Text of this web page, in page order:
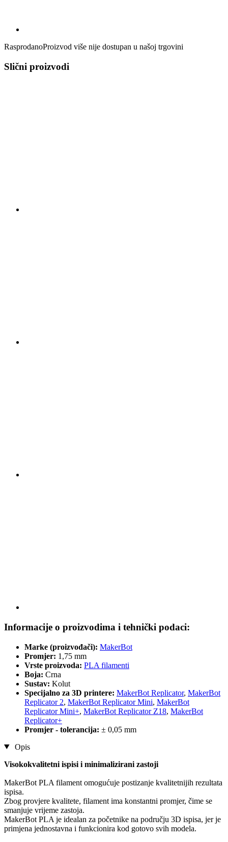
RasprodanoProizvod više nije dostupan u našoj trgovini
Slični proizvodi
Informacije o proizvodima i tehnički podaci:
Marke (proizvođači): MakerBot
Promjer: 1,75 mm
Vrste proizvoda: PLA filamenti
Boja: Crna
Sustav: Kolut
Specijalno za 3D printere: MakerBot Replicator, MakerBot
Replicator 2, MakerBot Replicator Mini, MakerBot
Replicator Mini+, MakerBot Replicator Z18, MakerBot
Replicator+
Promjer - tolerancija: ± 0,05 mm
Opis
Visokokvalitetni ispisi i minimalizirani zastoji
MakerBot PLA filament omogućuje postizanje kvalitetnijih rezultata
ispisa.
Zbog provjere kvalitete, filament ima konstantni promjer, čime se
smanjuje vrijeme zastoja.
MakerBot PLA je idealan za početnike na području 3D ispisa, jer je
primjena jednostavna i funkcionira kod gotovo svih modela.